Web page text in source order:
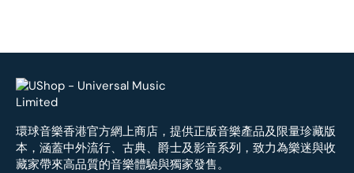
環球音樂香港官方網上商店，提供正版音樂產品及限量珍藏版
本，涵蓋中外流行、古典、爵士及影音系列，致力為樂迷與收
藏家帶來高品質的音樂體驗與獨家發售。